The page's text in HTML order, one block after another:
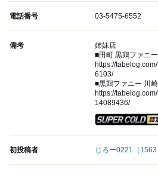
電話番号 03-5475-6552
備考
姉妹店
■田町 黒鶏ファニー
https://
6103/
■黒鶏ファニー 川
https://
14089436/
初投稿者 じろー0221 （1563